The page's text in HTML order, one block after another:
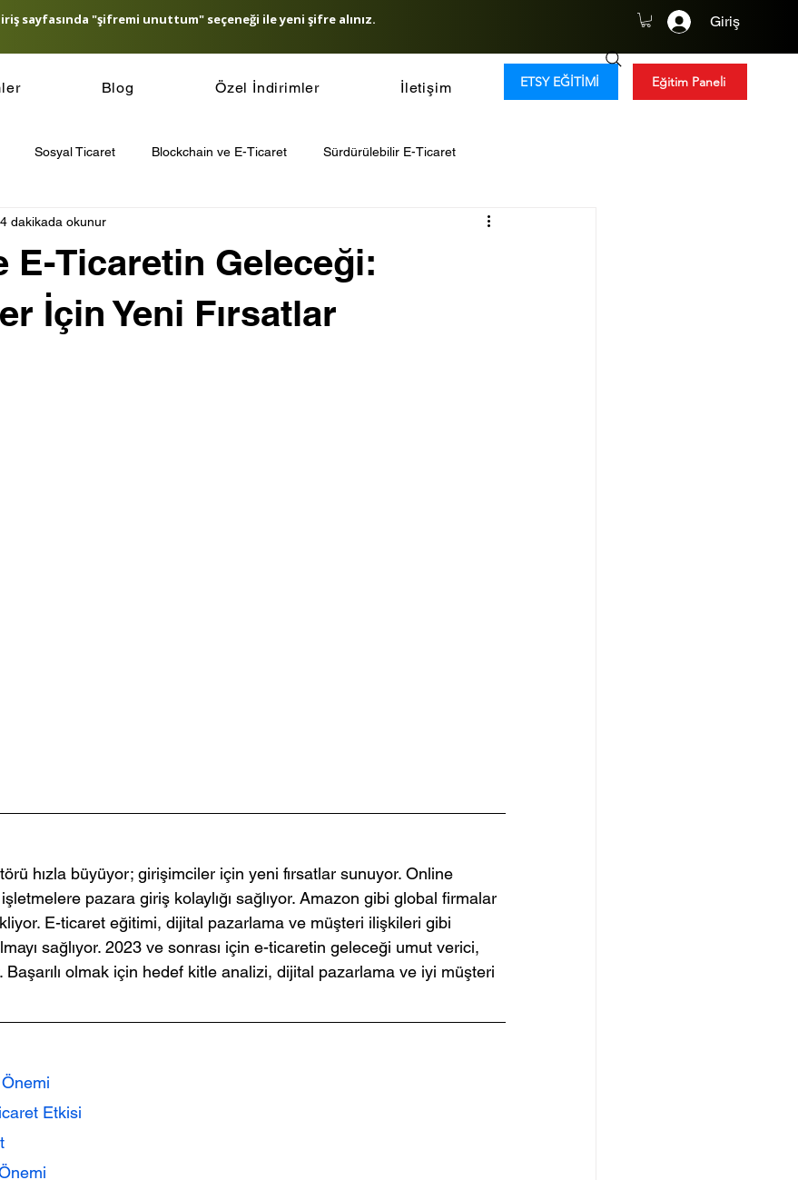
sayfasında "şifremi unuttum" seçeneği ile yeni şifre alınız. Giriş
Blog Özel İndirimler İletişim ETSY EĞİTİMİ Eğitim Paneli
Sosyal Ticaret Blockchain ve E-Ticaret Sürdürülebilir E-Ticaret
Güvenliği Tüketim Trendleri
Sistemleri Müşteri Sadakati Stratejileri
E-Ticaretin Geleceği:
İçin Yeni Fırsatlar
4 dakikada okunur
hızla büyüyor; girişimciler için yeni fırsatlar sunuyor. Online
işletmelere pazara giriş kolaylığı sağlıyor. Amazon gibi global firmalar
E-ticaret eğitimi, dijital pazarlama ve müşteri ilişkileri gibi
sağlıyor. 2023 ve sonrası için e-ticaretin geleceği umut verici,
Başarılı olmak için hedef kitle analizi, dijital pazarlama ve iyi müşteri
Etkisi